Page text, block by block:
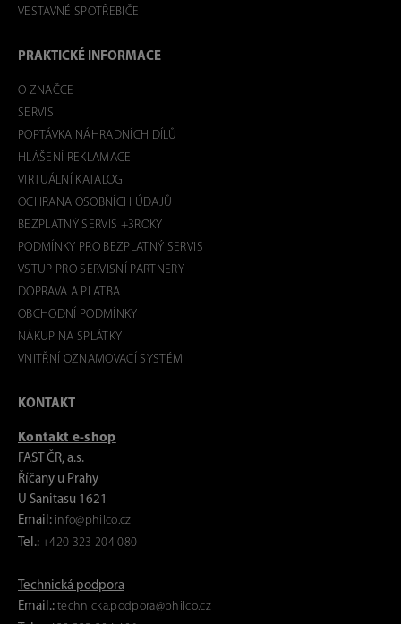
VESTAVNÉ SPOTŘEBIČE
PRAKTICKÉ INFORMACE
O ZNAČCE
SERVIS
POPTÁVKA NÁHRADNÍCH DÍLŮ
HLÁŠENÍ REKLAMACE
VIRTUÁLNÍ KATALOG
OCHRANA OSOBNÍCH ÚDAJŮ
BEZPLATNÝ SERVIS +3ROKY
PODMÍNKY PRO BEZPLATNÝ SERVIS
VSTUP PRO SERVISNÍ PARTNERY
DOPRAVA A PLATBA
OBCHODNÍ PODMÍNKY
NÁKUP NA SPLÁTKY
VNITŘNÍ OZNAMOVACÍ SYSTÉM
KONTAKT
Kontakt e-shop
FAST ČR, a.s.
Říčany u Prahy
U Sanitasu 1621
Email: info@philco.cz
Tel.: +420 323 204 080
Technická podpora
Email.: technicka.podpora@philco.cz